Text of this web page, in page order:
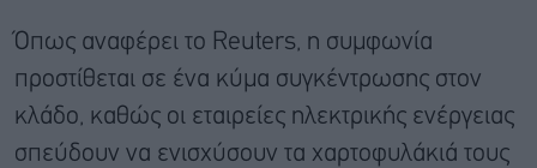
Όπως αναφέρει το Reuters, η συμφωνία
προστίθεται σε ένα κύμα συγκέντρωσης στον
κλάδο, καθώς οι εταιρείες ηλεκτρικής ενέργειας
σπεύδουν να ενισχύσουν τα χαρτοφυλάκιά τους